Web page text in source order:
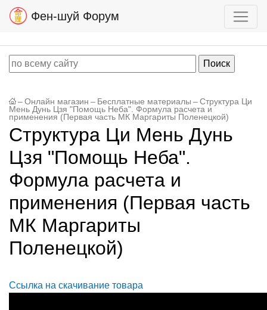
Фен-шуй Форум
– Онлайн магазин – Бесплатные материалы – Структура Ци
Мень Дунь Цзя "Помощь Неба". Формула расчета и
применения (Первая часть МК Маргариты Поленецкой)
Структура Ци Мень Дунь
Цзя "Помощь Неба".
Формула расчета и
применения (Первая часть
МК Маргариты
Поленецкой)
Ссылка на скачивание товара